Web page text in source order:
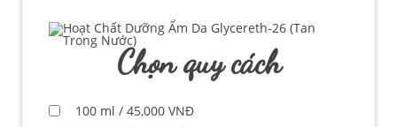
Chọn quy cách
100 ml / 45,000 VNĐ